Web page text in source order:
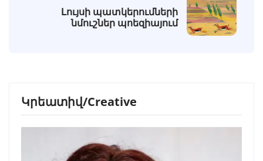
Լույսի պատկերումների
նմուշներ պոեզիայում
Կրեատիվ/Creative